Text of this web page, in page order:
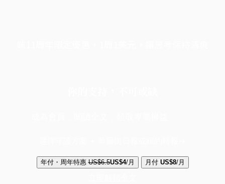
年付・周年特惠 US$6.5US$4/月 月付 US$8/月